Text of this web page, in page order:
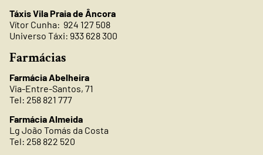
Táxis Vila Praia de Âncora
Vítor Cunha: 924 127 508
Universo Táxi: 933 628 300
Farmácias
Farmácia Abelheira
Via-Entre-Santos, 71
Tel: 258 821 777
Farmácia Almeida
Lg João Tomás da Costa
Tel: 258 822 520